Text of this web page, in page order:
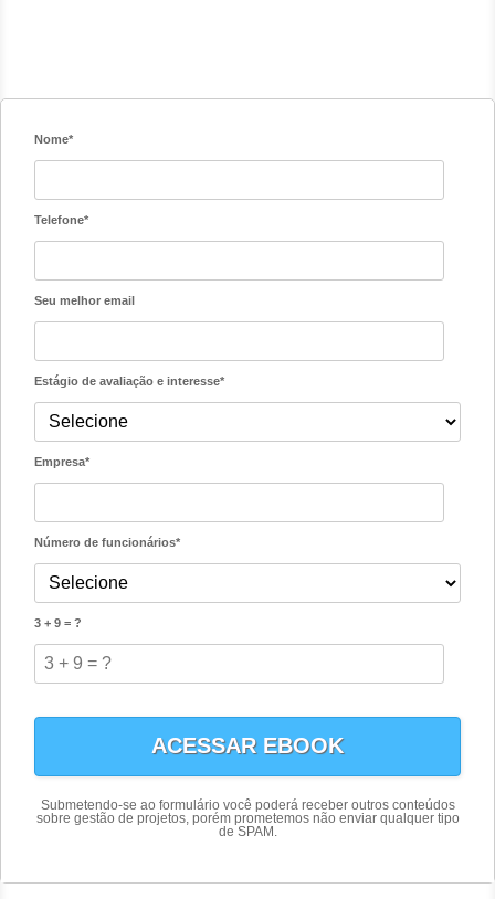
Nome*
Telefone*
Seu melhor email
Estágio de avaliação e interesse*
Empresa*
Número de funcionários*
3 + 9 = ?
Submetendo-se ao formulário você poderá receber outros conteúdos
sobre gestão de projetos, porém prometemos não enviar qualquer tipo
de SPAM.